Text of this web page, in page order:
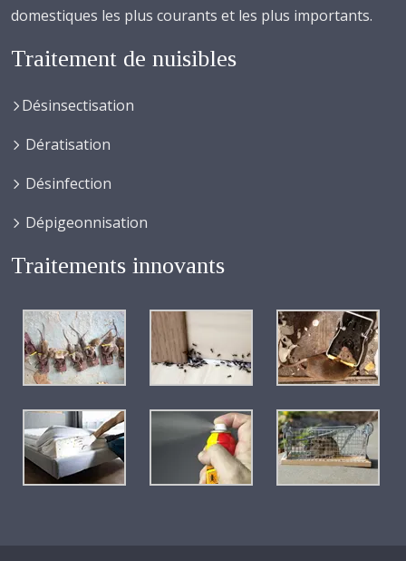
domestiques les plus courants et les plus importants.
Traitement de nuisibles
Désinsectisation
Dératisation
Désinfection
Dépigeonnisation
Traitements innovants